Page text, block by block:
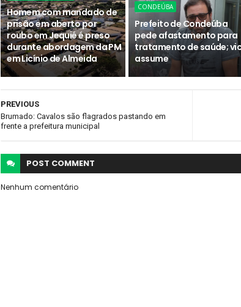
Homem com mandado de
prisão em aberto por
roubo em Jequié é preso
durante abordagem da PM
em Licínio de Almeida
CONDEÚBA
Prefeito de Condeúba
pede afastamento para
tratamento de saúde;
assume
PREVIOUS
Brumado: Cavalos são flagrados pastando em
frente a prefeitura municipal
POST COMMENT
Nenhum comentário